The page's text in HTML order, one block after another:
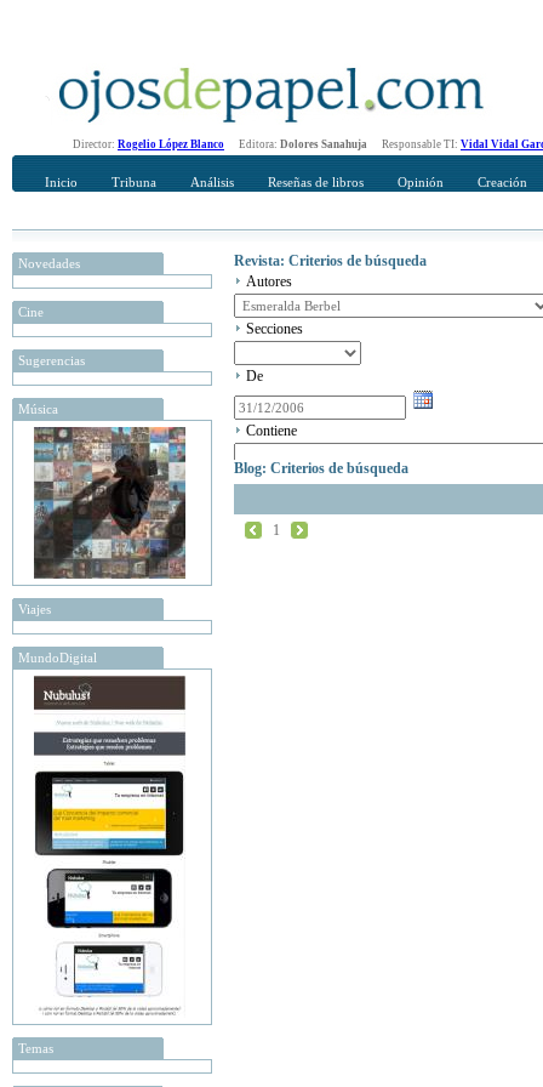
Director: Rogelio López Blanco Editora: Dolores Sanahuja Responsable TI: Vidal Vidal
Inicio Tribuna Análisis Reseñas de libros Opinión Creación
Novedades
Cine
Sugerencias
Música
Viajes
MundoDigital
Temas
Revista: Criterios de búsqueda
Autores
Secciones
De
Contiene
Blog: Criterios de búsqueda
1